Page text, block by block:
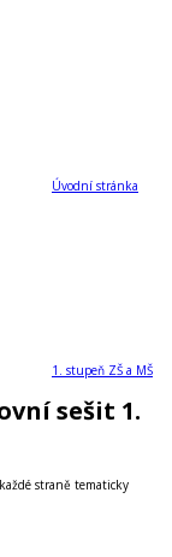
Úvodní stránka
1. stupeň ZŠ a MŠ
sešit 1.
straně tematicky